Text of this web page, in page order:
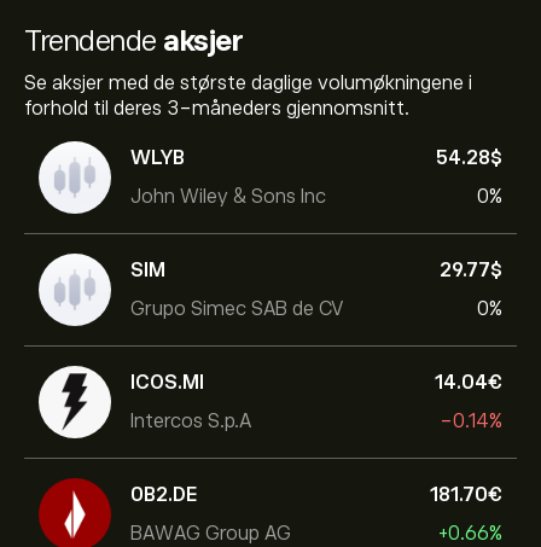
Trendende aksjer
Se aksjer med de største daglige volumøkningene i
forhold til deres 3-måneders gjennomsnitt.
WLYB
John Wiley & Sons Inc
54.28‎$‎
0%
SIM
Grupo Simec SAB de CV
29.77‎$‎
0%
ICOS.MI
Intercos S.p.A
14.04‎€‎
-0.14%
0B2.DE
BAWAG Group AG
181.70‎€‎
+0.66%